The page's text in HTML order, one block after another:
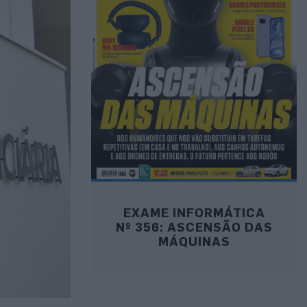
EXAME INFORMÁTICA
Nº 356: ASCENSÃO DAS
MÁQUINAS